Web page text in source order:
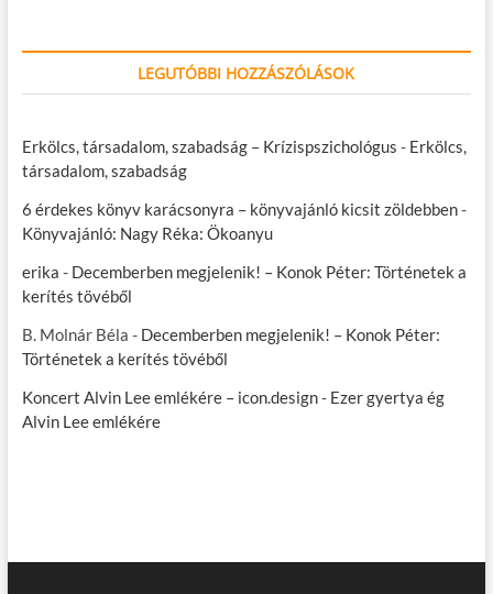
LEGUTÓBBI HOZZÁSZÓLÁSOK
Erkölcs, társadalom, szabadság – Krízispszichológus - Erkölcs,
társadalom, szabadság
6 érdekes könyv karácsonyra – könyvajánló kicsit zöldebben-
Könyvajánló: Nagy Réka: Ökoanyu
erika - Decemberben megjelenik! – Konok Péter: Történetek a
kerítés tövéből
B. Molnár Béla - Decemberben megjelenik! – Konok Péter:
Történetek a kerítés tövéből
Koncert Alvin Lee emlékére – icon.design- Ezer gyertya ég
Alvin Lee emlékére